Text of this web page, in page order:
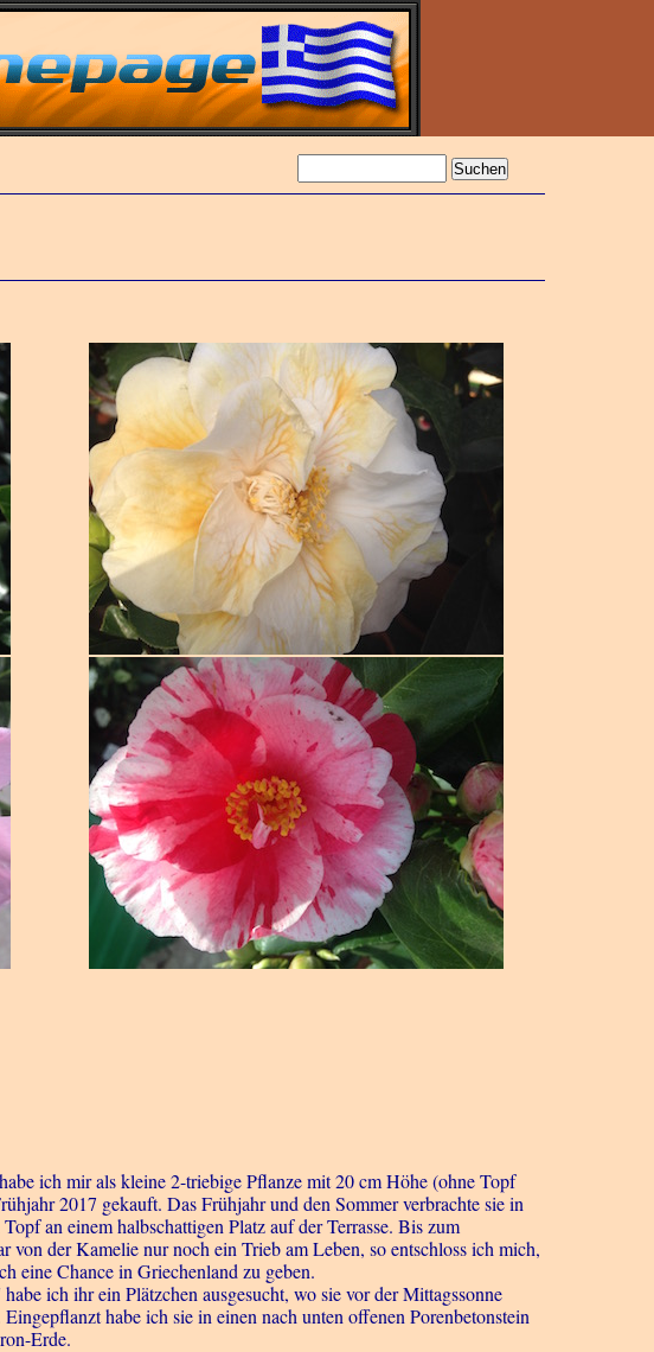
ich mir als kleine 2-triebige Pflanze mit 20 cm Höhe (ohne Topf
2017 gekauft. Das Frühjahr und den Sommer verbrachte sie in
an einem halbschattigen Platz auf der Terrasse. Bis zum
von der Kamelie nur noch ein Trieb am Leben, so entschloss ich mich,
eine Chance in Griechenland zu geben.
ich ihr ein Plätzchen ausgesucht, wo sie vor der Mittagssonne
habe ich sie in einen nach unten offenen Porenbetonstein
Erde.